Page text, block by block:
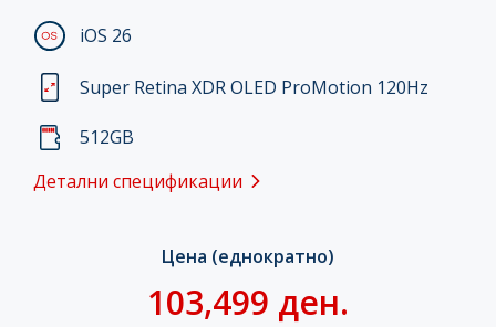
iOS 26
Super Retina XDR OLED ProMotion 120Hz
512GB
Детални спецификации
Цена (еднократно)
103,499 ден.